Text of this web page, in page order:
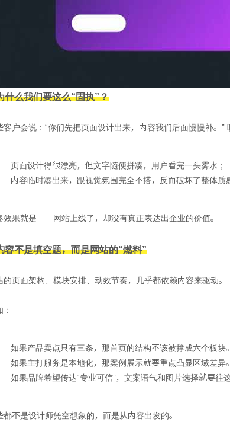
什么我们要这么“固执”？
客户会说：“你们先把页面设计出来，内容我们后面慢慢补。
页面设计得很漂亮，但文字随便拼凑，用户看完一头雾水；
内容临时凑出来，跟视觉氛围完全不搭，反而破坏了整体质
效果就是——网站上线了，却没有真正表达出企业的价值。
容不是填空题，而是网站的“燃料”
的页面架构、模块安排、动效节奏，几乎都依赖内容来驱动。
：
如果产品卖点只有三条，那首页的结构不该被撑成六个板块。
如果主打服务是本地化，那案例展示就要重点凸显区域差异。
如果品牌希望传达“专业可信”，文案语气和图片选择就要往
都不是设计师凭空想象的，而是从内容出发的。